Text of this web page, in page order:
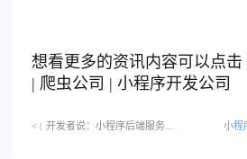
想看更多的资讯内容可以点击
| 爬虫公司 | 小程序开发公司
< |